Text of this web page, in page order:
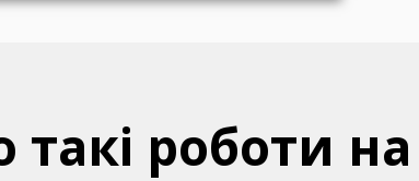
роботи на